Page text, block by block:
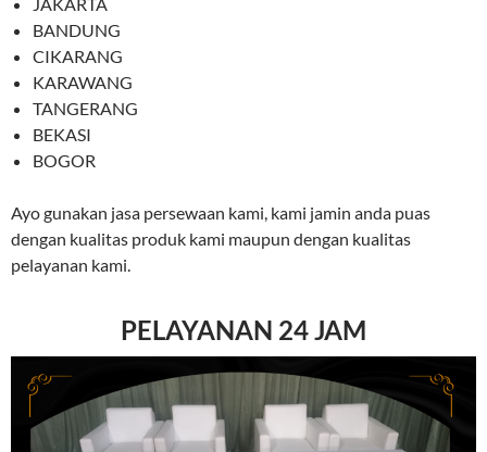
JAKARTA
BANDUNG
CIKARANG
KARAWANG
TANGERANG
BEKASI
BOGOR
Ayo gunakan jasa persewaan kami, kami jamin anda puas
dengan kualitas produk kami maupun dengan kualitas
pelayanan kami.
PELAYANAN 24 JAM